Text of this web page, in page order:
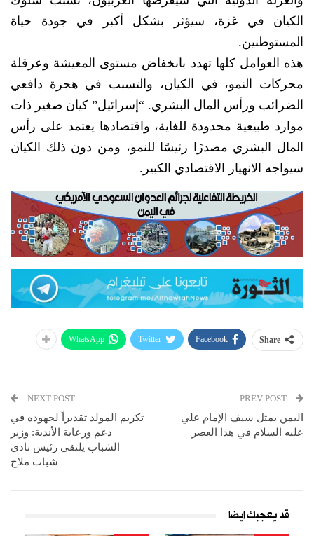
الكيان في غزة، سيؤثر بشكل أكبر في جودة حياة
المستوطنين.
هذه العوامل كلها تهدد بانخفاض مستوى المعيشة وعرقلة
محركات النمو، في الكيان، والتسبب في هجرة دافعي
الضرائب ورأس المال البشري. “إسرائيل” كيان صغير ذات
موارد طبيعية محدودة للغاية، واقتصادها يعتمد على رأس
المال البشري مصدرًا رئيسًا للنمو، ومن دون ذلك الكيان
سيواجه الانهيار الاقتصادي الكبير.
Share
Facebook
Twitter
WhatsApp
اليمن يمثل سيف الإمام علي
عليه السلام في هذا العصر
NEXT POST
تكريم المولد تقديراً لجهوده في
دعم ورعاية الأندية: وزير
الشباب يلتقي رئيس نادي
شباب ملاح
قد يعجبك ايضا